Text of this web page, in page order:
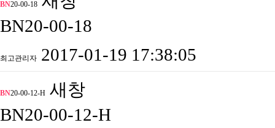
BN20-00-18
BN20-00-18
최고관리자 2017-01-19 17:38:05
BN20-00-12-H 새창
BN20-00-12-H